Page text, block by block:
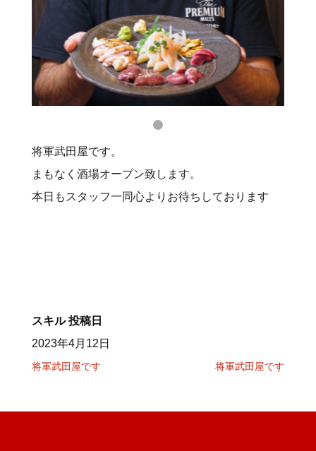
将軍武田屋です。
まもなく酒場オープン致します。
本日もスタッフ一同心よりお待ちしております
スキル 投稿日
2023年4月12日
将軍武田屋です 将軍武田屋です